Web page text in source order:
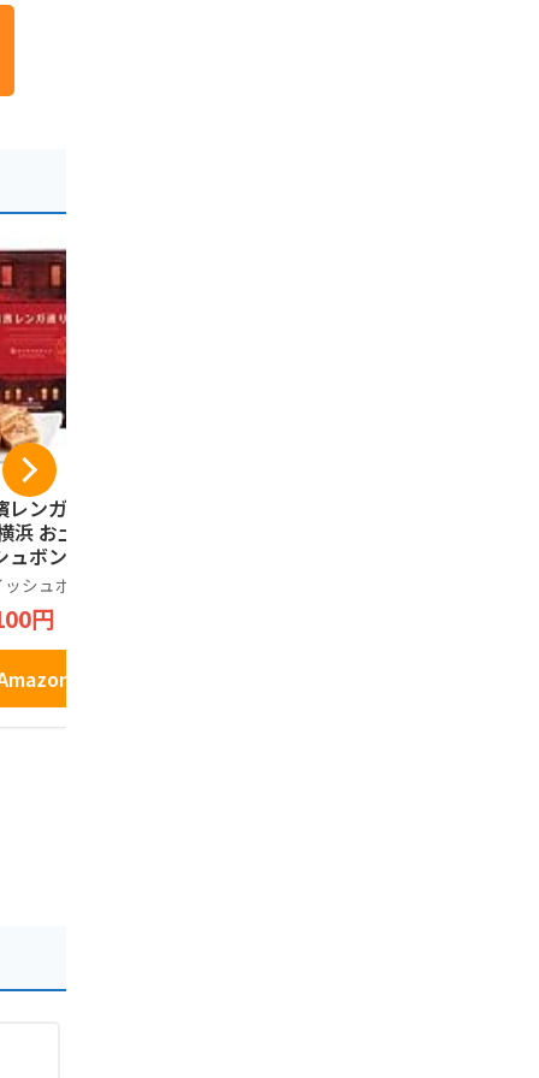
レンガ通り12個
浜 お土産 ウイ
ュボン お取り寄
フト 贈答用 お
焼菓子 お年賀
元 お歳暮 帰省
プレゼント お
シュボン
円
で見る